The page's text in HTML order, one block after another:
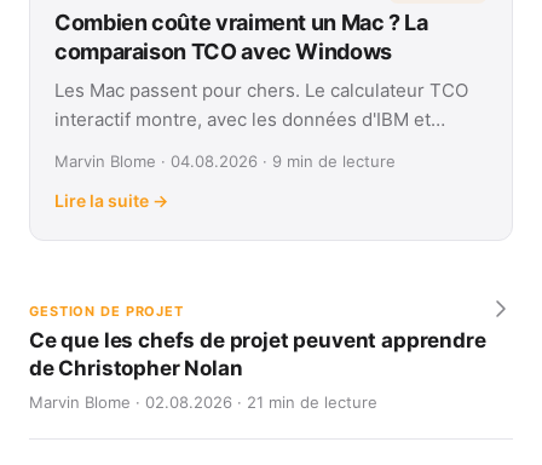
Combien coûte vraiment un Mac ? La
comparaison TCO avec Windows
Les Mac passent pour chers. Le calculateur TCO
interactif montre, avec les données d'IBM et
Marvin Blome · 04.08.2026 · 9 min de lecture
Lire la suite →
GESTION DE PROJET
Ce que les chefs de projet peuvent apprendre
de Christopher Nolan
Marvin Blome · 02.08.2026 · 21 min de lecture